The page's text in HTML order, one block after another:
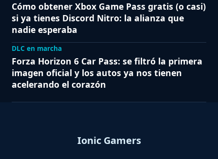
Cómo obtener Xbox Game Pass gratis (o casi)
si ya tienes Discord Nitro: la alianza que
nadie esperaba
DLC en marcha
Forza Horizon 6 Car Pass: se filtró la primera
imagen oficial y los autos ya nos tienen
acelerando el corazón
Ionic Gamers